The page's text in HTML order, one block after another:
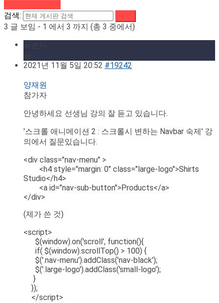
검색:
3 글 보임 - 1 에서 3 까지 (총 3 중에서)
2021년 11월 5일 20:52 #19242
양재원
참가자
안녕하세요 선생님 강의 잘 듣고 있습니다.
'스크롤 애니메이션 2 : 스크롤시 변하는 Navbar 숙제' 강
의에서 질문있습니다.
<div class="nav-menu" >
<h4 style="margin: 0" class="large-logo">Shirts
Studio</h4>
<a id="nav-sub-button">Products</a>
</div>
(제가 쓴 것)
<script>
$(window).on('scroll', function(){
if( $(window).scrollTop() > 100) {
$('.nav-menu').addClass('nav-black');
$('.large-logo').addClass('small-logo');
}
});
</script>